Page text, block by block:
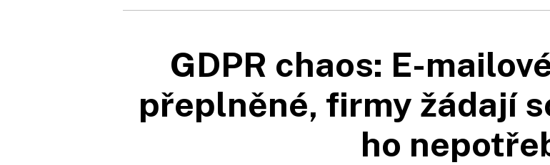
GDPR chaos: E-
přeplněné, firmy žádají
ho